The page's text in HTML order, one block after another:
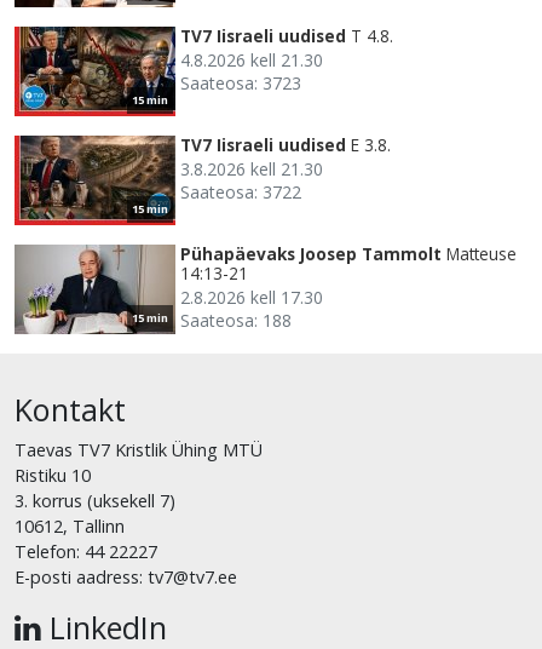
15 min
TV7 Iisraeli uudised T 4.8.
4.8.2026 kell 21.30
Saateosa: 3723
15 min
TV7 Iisraeli uudised E 3.8.
3.8.2026 kell 21.30
Saateosa: 3722
15 min
Pühapäevaks Joosep Tammolt Matteuse
14:13-21
2.8.2026 kell 17.30
Saateosa: 188
Kontakt
Taevas TV7 Kristlik Ühing MTÜ
Ristiku 10
3. korrus (uksekell 7)
10612, Tallinn
Telefon: 44 22227
E-posti aadress: tv7@tv7.ee
LinkedIn